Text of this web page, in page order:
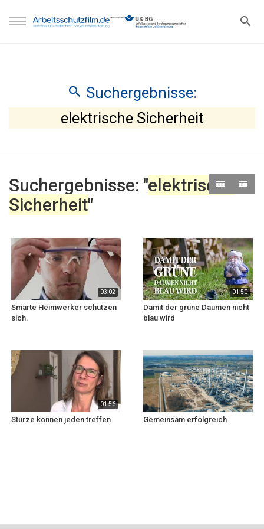
Suchergebnisse:
elektrische Sicherheit
Suchergebnisse: "elektrische
Sicherheit"
03:02
Smarte Heimwerker schützen
sich.
01:50
Damit der grüne Daumen nicht
blau wird
01:56
Stürze können jeden treffen Gemeinsam erfolgreich